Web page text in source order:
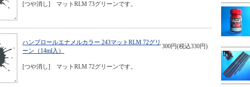
[つや消し] マットRLM 73グリーンです。
ハンブロールエナメルカラー 243マットRLM 72グリ
ーン（14ml入）
300円(税込330円)
[つや消し] マットRLM 72グリーンです。